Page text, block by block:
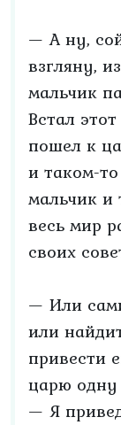
— А ну,
взгляну,
мальчик
Встал
пошел к
и таком-
мальчик и
весь мир
своих
— Или
или
привести
царю одну
— Я